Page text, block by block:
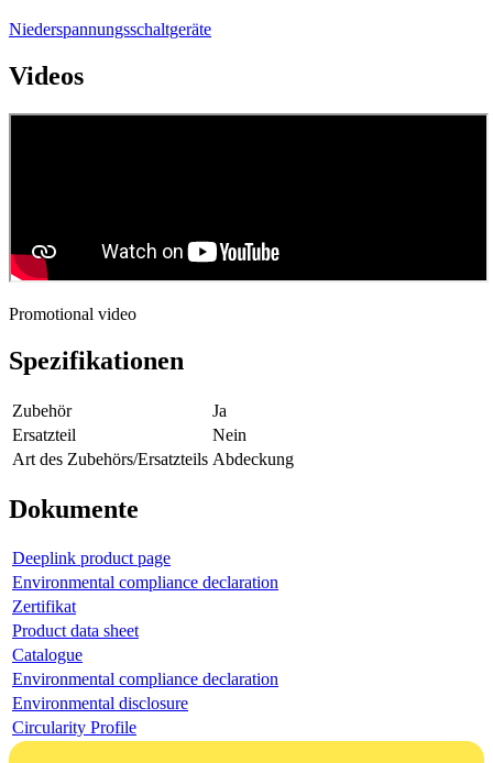
Niederspannungsschaltgeräte
Videos
Promotional video
Spezifikationen
Zubehör
Ja
Ersatzteil
Nein
Art des Zubehörs/Ersatzteils Abdeckung
Dokumente
Deeplink product page
Environmental compliance declaration
Zertifikat
Product data sheet
Catalogue
Environmental compliance declaration
Environmental disclosure
Circularity Profile